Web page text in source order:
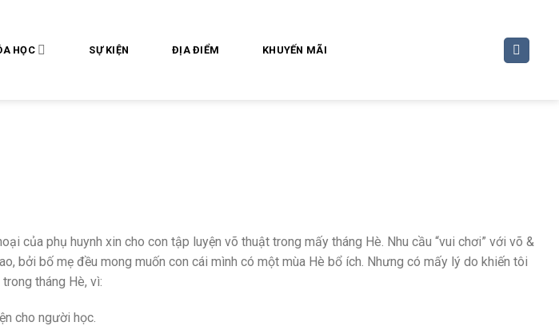
HỌC SỰ KIỆN ĐỊA ĐIỂM KHUYẾN MÃI
của phụ huynh xin cho con tập luyện võ thuật trong mấy tháng Hè. Nhu cầu “vui chơi” với võ &
bởi bố mẹ đều mong muốn con cái mình có một mùa Hè bổ ích. Nhưng có mấy lý do khiến tôi
tháng Hè, vì:
cho người học.